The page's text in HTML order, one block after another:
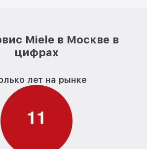
Miele в Москве в
цифрах
лет на рынке
11